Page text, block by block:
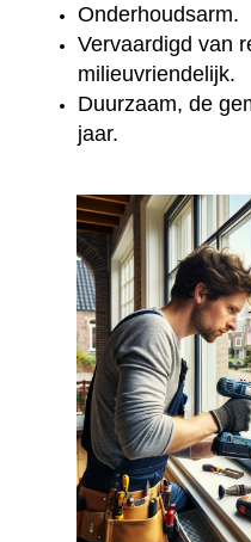
Onderhoudsarm.
Vervaardigd van
milieuvriendelijk.
Duurzaam, de
jaar.